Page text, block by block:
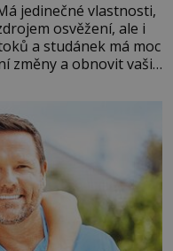
jedinečné vlastnosti,
osvěžení, ale i
a studánek má moc
změny a obnovit vaši
do svého života